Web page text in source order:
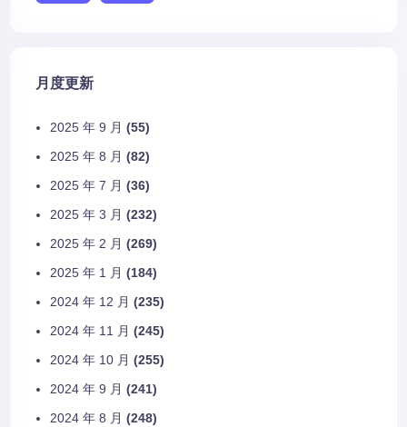
月度更新
2025 年 9 月 (55)
2025 年 8 月 (82)
2025 年 7 月 (36)
2025 年 3 月 (232)
2025 年 2 月 (269)
2025 年 1 月 (184)
2024 年 12 月 (235)
2024 年 11 月 (245)
2024 年 10 月 (255)
2024 年 9 月 (241)
2024 年 8 月 (248)